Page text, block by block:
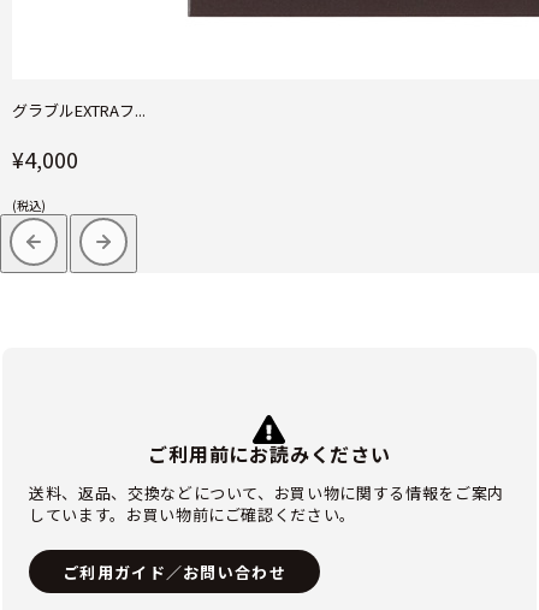
グラブルEXTRAフ...
¥4,000
(税込)
ご利用前にお読みください
送料、返品、交換などについて、お買い物に関する情報をご案内
しています。お買い物前にご確認ください。
ご利用ガイド／お問い合わせ